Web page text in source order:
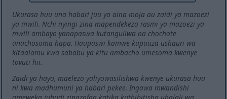
Ukurasa huu una habari juu ya aina moja au zaidi ya mazoezi
ya mwili. Nchi nyingi zina mapendekezo rasmi ya mazoezi ya
mwili ambayo yanapaswa kutanguliwa na chochote
unachosoma hapa. Haupaswi kamwe kupuuza ushauri wa
kitaalamu kwa sababu ya kitu ambacho umesoma kwenye
tovuti hii.
Zaidi ya hayo, maelezo yaliyowasilishwa kwenye ukurasa huu
ni kwa madhumuni ya habari pekee. Ingawa mwandishi